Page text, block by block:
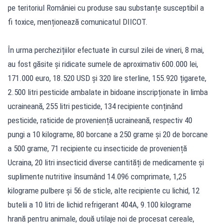
pe teritoriul României cu produse sau substanțe susceptibil a
fi toxice, menționează comunicatul DIICOT.
În urma perchezițiilor efectuate în cursul zilei de vineri, 8 mai,
au fost găsite și ridicate sumele de aproximativ 600.000 lei,
171.000 euro, 18.520 USD și 320 lire sterline, 155.920 țigarete,
2.500 litri pesticide ambalate in bidoane inscripționate în limba
ucraineană, 255 litri pesticide, 134 recipiente conținând
pesticide, raticide de proveniență ucraineană, respectiv 40
pungi a 10 kilograme, 80 borcane a 250 grame și 20 de borcane
a 500 grame, 71 recipiente cu insecticide de proveniență
Ucraina, 20 litri insecticid diverse cantități de medicamente și
suplimente nutritive însumând 14.096 comprimate, 1,25
kilograme pulbere și 56 de sticle, alte recipiente cu lichid, 12
butelii a 10 litri de lichid refrigerant 404A, 9.100 kilograme
hrană pentru animale, două utilaje noi de procesat cereale,